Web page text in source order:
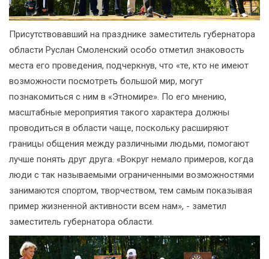
Присутствовавший на празднике заместитель губернатора
области Руслан Смоленский особо отметил знаковость
места его проведения, подчеркнув, что «те, кто не имеют
возможности посмотреть большой мир, могут
познакомиться с ним в «Этномире». По его мнению,
масштабные мероприятия такого характера должны
проводиться в области чаще, поскольку расширяют
границы общения между различными людьми, помогают
лучше понять друг друга. «Вокруг немало примеров, когда
люди с так называемыми ограниченными возможностями
занимаются спортом, творчеством, тем самым показывая
пример жизненной активности всем нам», - заметил
заместитель губернатора области.